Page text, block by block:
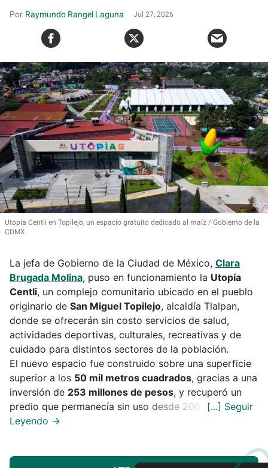
Raymundo Rangel Laguna Jul 27, 2026
Utopía Centli en Topilejo, un espacio gratuito dedicado al maíz
Gobierno de la
CDMX
La jefa de Gobierno de la Ciudad de México, Clara
Brugada Molina, puso en funcionamiento la Utopía
Centli, un complejo comunitario ubicado en el pueblo
originario de San Miguel Topilejo, alcaldía Tlalpan,
donde se ofrecerán sin costo servicios de salud,
actividades deportivas, culturales, recreativas y de
cuidado para distintos sectores de la población.
El nuevo espacio fue construido sobre una superficie
superior a los 50 mil metros cuadrados, gracias a una
inversión de 253 millones de pesos, y recuperó un
predio que permanecía sin uso desde 2007.